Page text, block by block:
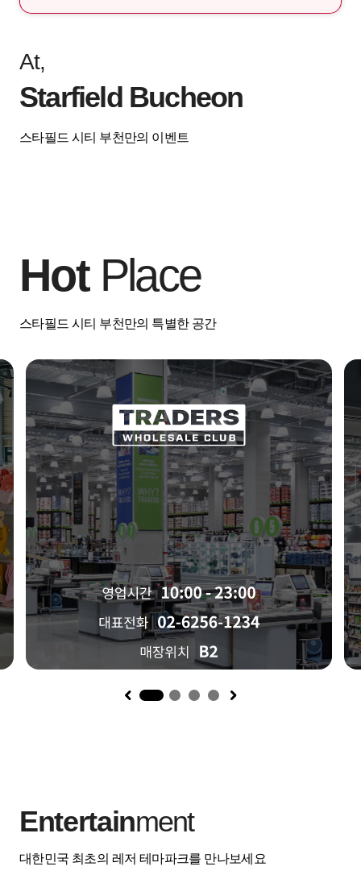
At,
Starfield Bucheon
스타필드 시티 부천만의 이벤트
HotPlace
스타필드 시티 부천만의 특별한 공간
1
Entertainment
대한민국 최초의 레저 테마파크를 만나보세요